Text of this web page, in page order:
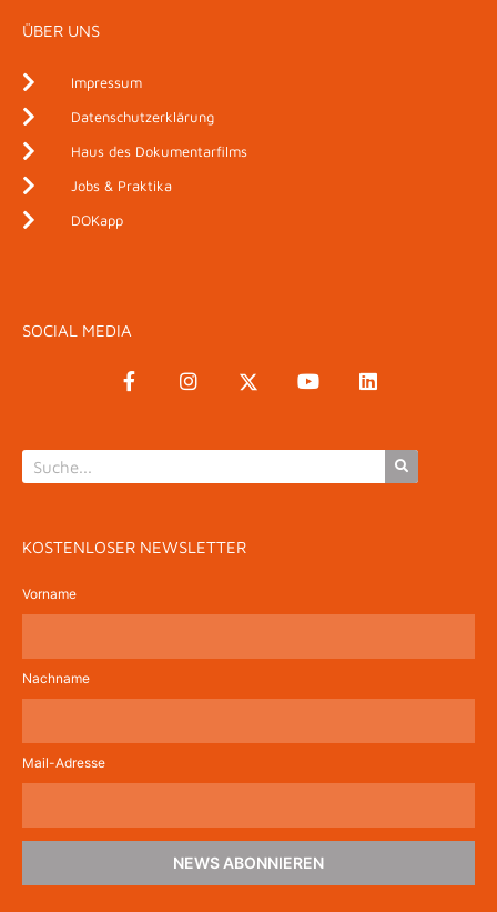
ÜBER UNS
Impressum
Datenschutzerklärung
Haus des Dokumentarfilms
Jobs & Praktika
DOKapp
SOCIAL MEDIA
KOSTENLOSER NEWSLETTER
Vorname
Nachname
Mail-Adresse
NEWS ABONNIEREN